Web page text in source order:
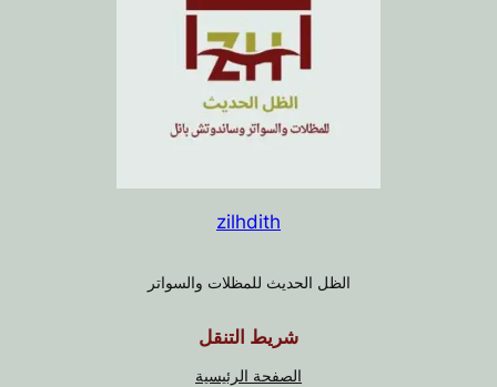
zilhdith
الظل الحديث للمظلات والسواتر
شريط التنقل
الصفحة الرئيسية